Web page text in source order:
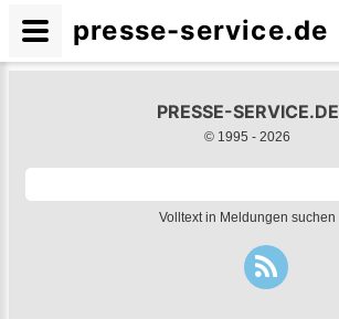
PRESSE-SERVICE.DE
© 1995 - 2026
Volltext in Meldungen suchen
presse-service.de